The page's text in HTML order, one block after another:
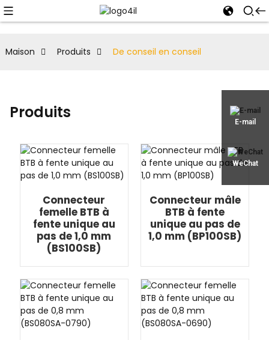
E-mail
WeChat
Maison Produits De conseil en conseil
Produits
Connecteur
femelle BTB à
fente unique au
pas de 1,0 mm
(BS100SB)
Connecteur mâle
BTB à fente
unique au pas de
1,0 mm (BP100SB)